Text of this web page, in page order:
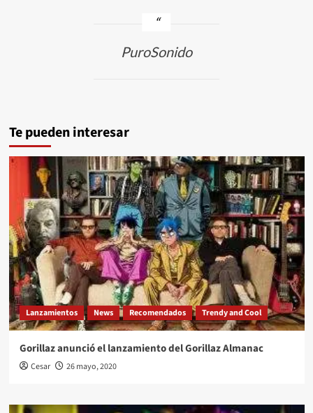
PuroSonido
Te pueden interesar
Lanzamientos News Recomendados Trendy and Cool
Gorillaz anunció el lanzamiento del Gorillaz Almanac
Cesar 26 mayo, 2020